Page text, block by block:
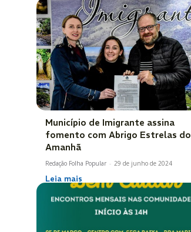
Município de Imigrante assina
fomento com Abrigo Estrelas do
Amanhã
Redação Folha Popular - 29 de junho de 2024
Leia mais